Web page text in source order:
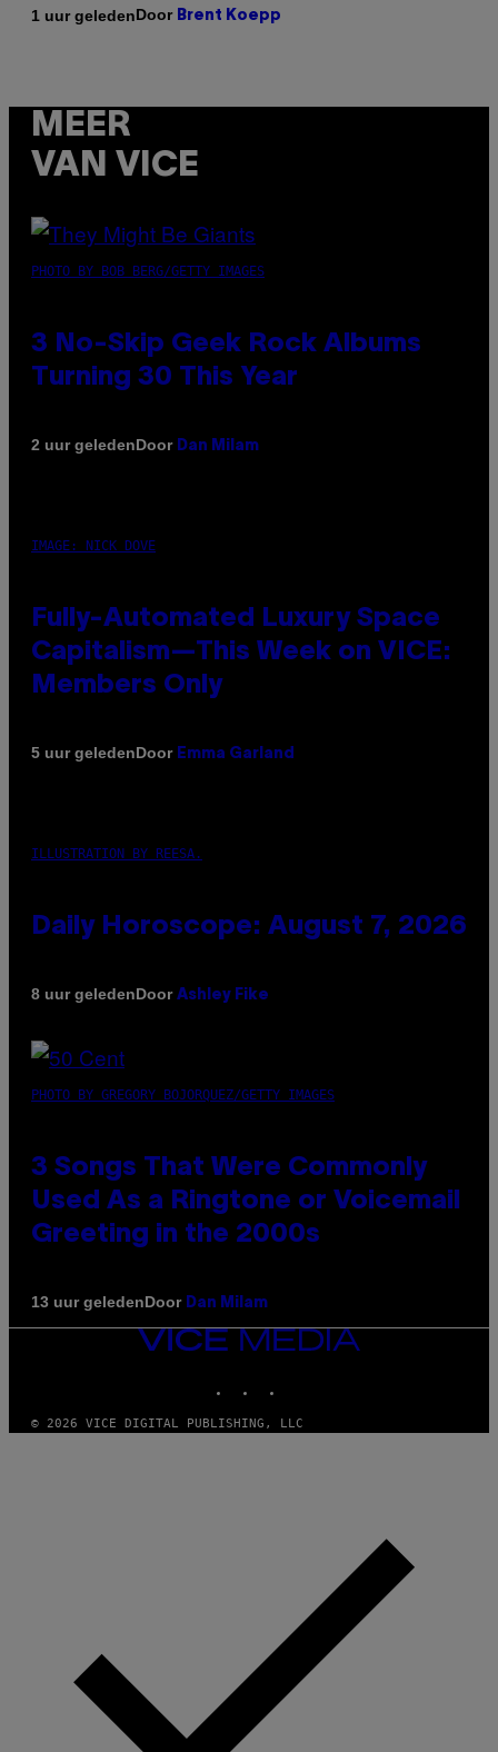
1 uur geledenDoor Brent Koepp
MEER
VAN VICE
PHOTO BY BOB BERG/GETTY IMAGES
3 No-Skip Geek Rock Albums
Turning 30 This Year
2 uur geledenDoor Dan Milam
IMAGE: NICK DOVE
Fully-Automated Luxury Space
Capitalism—This Week on VICE:
Members Only
5 uur geledenDoor Emma Garland
ILLUSTRATION BY REESA.
Daily Horoscope: August 7, 2026
8 uur geledenDoor Ashley Fike
PHOTO BY GREGORY BOJORQUEZ/GETTY IMAGES
3 Songs That Were Commonly
Used As a Ringtone or Voicemail
Greeting in the 2000s
13 uur geledenDoor Dan Milam
VICE
MEDIA
© 2026 VICE DIGITAL PUBLISHING, LLC